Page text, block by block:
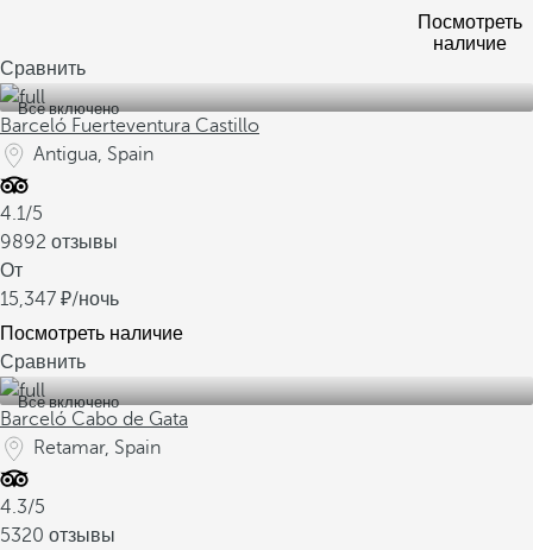
Посмотреть
наличие
Сравнить
Все включено
Barceló Fuerteventura Castillo
Antigua, Spain
4.1/5
9892 отзывы
От
15,347
/ночь
Посмотреть наличие
Сравнить
Все включено
Barceló Cabo de Gata
Retamar, Spain
4.3/5
5320 отзывы